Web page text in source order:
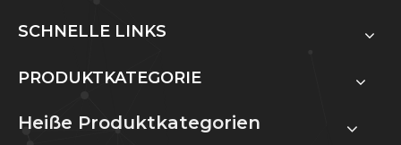
SCHNELLE LINKS
PRODUKTKATEGORIE
Heiße Produktkategorien